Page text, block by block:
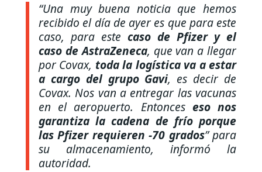
“Una muy buena noticia que hemos
recibido el día de ayer es que para este
caso, para este caso de Pfizer y el
caso de AstraZeneca, que van a llegar
por Covax, toda la logística va a estar
a cargo del grupo Gavi, es decir de
Covax. Nos van a entregar las vacunas
en el aeropuerto. Entonceseso nos
garantiza la cadena de frío porque
las Pfizer requieren -70 grados”para
su almacenamiento, informó la
autoridad.